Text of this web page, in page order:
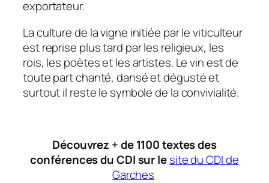
exportateur.
La culture de la vigne initiée par le viticulteur
est reprise plus tard par les religieux, les
rois, les poètes et les artistes. Le vin est de
toute part chanté, dansé et dégusté et
surtout il reste le symbole de la convivialité.
Découvrez + de 1100 textes des
conférences du CDI sur lesite du CDI de
Garches